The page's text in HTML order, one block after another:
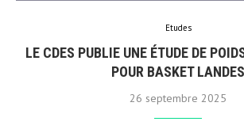
Etudes
LE CDES PUBLIE UNE ÉTUDE DE
POUR BASKET LANDES
26 septembre 2025